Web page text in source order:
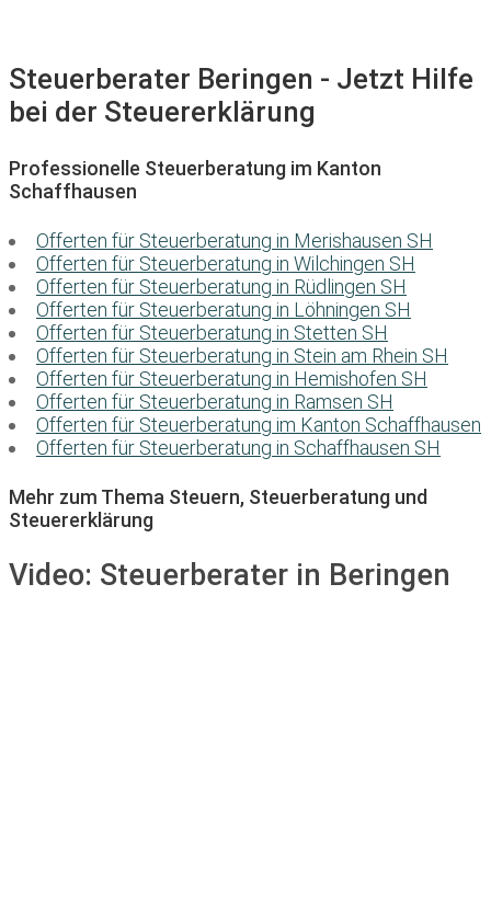
Steuerberater Beringen - Jetzt Hilfe
bei der Steuererklärung
Professionelle Steuerberatung im Kanton
Schaffhausen
Offerten für Steuerberatung in Merishausen SH
Offerten für Steuerberatung in Wilchingen SH
Offerten für Steuerberatung in Rüdlingen SH
Offerten für Steuerberatung in Löhningen SH
Offerten für Steuerberatung in Stetten SH
Offerten für Steuerberatung in Stein am Rhein SH
Offerten für Steuerberatung in Hemishofen SH
Offerten für Steuerberatung in Ramsen SH
Offerten für Steuerberatung im Kanton Schaffhausen
Offerten für Steuerberatung in Schaffhausen SH
Mehr zum Thema Steuern, Steuerberatung und
Steuererklärung
Video: Steuerberater in Beringen